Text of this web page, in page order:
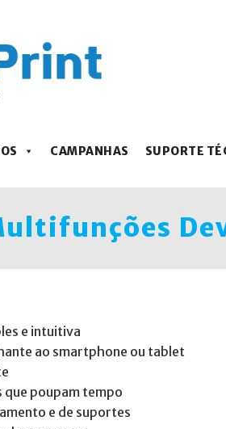
CAMPANHAS SUPORTE
e intuitiva
ao smartphone ou tablet
poupam tempo
e de suportes